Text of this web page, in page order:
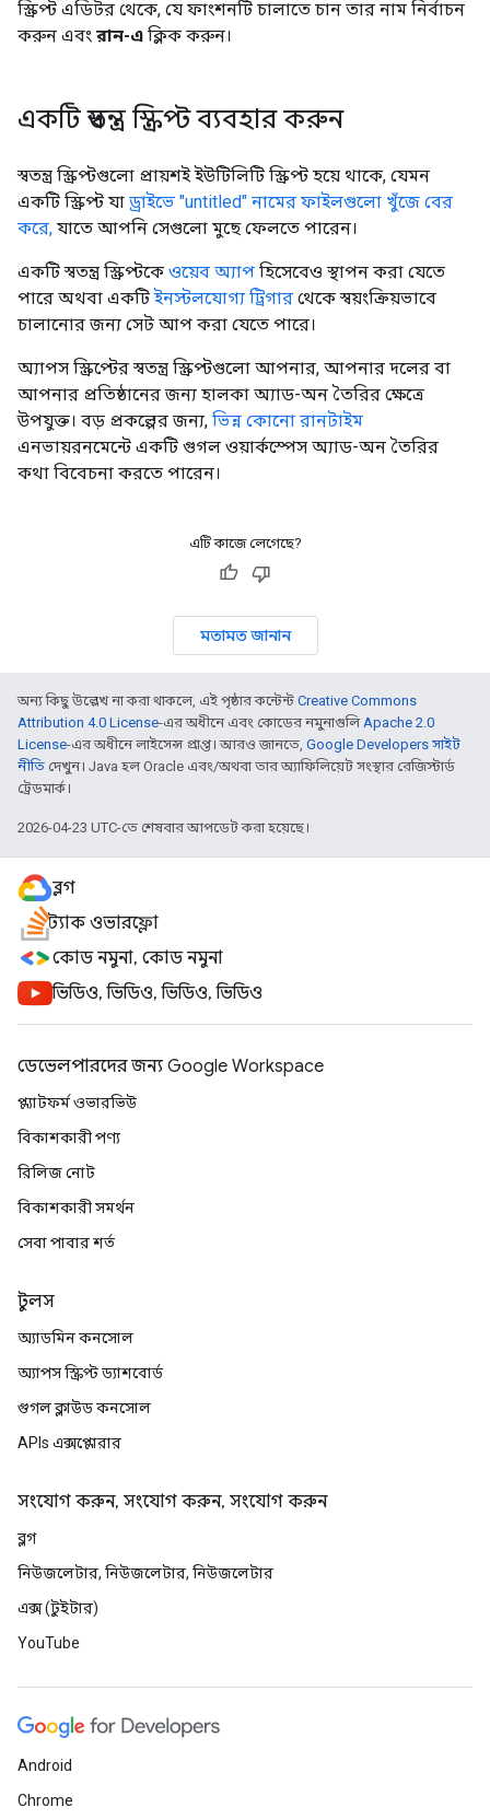
স্ক্রিপ্ট এডিটর থেকে, যে ফাংশনটি চালাতে চান তার নাম নির্বাচন
করুন এবং রান-এ ক্লিক করুন।
একটি স্বতন্ত্র স্ক্রিপ্ট ব্যবহার করুন
স্বতন্ত্র স্ক্রিপ্টগুলো প্রায়শই ইউটিলিটি স্ক্রিপ্ট হয়ে থাকে, যেমন
একটি স্ক্রিপ্ট যা ড্রাইভে "untitled" নামের ফাইলগুলো খুঁজে বের
করে, যাতে আপনি সেগুলো মুছে ফেলতে পারেন।
একটি স্বতন্ত্র স্ক্রিপ্টকে ওয়েব অ্যাপ হিসেবেও স্থাপন করা যেতে
পারে অথবা একটিইনস্টলযোগ্য ট্রিগার থেকে স্বয়ংক্রিয়ভাবে
চালানোর জন্য সেট আপ করা যেতে পারে।
অ্যাপস স্ক্রিপ্টের স্বতন্ত্র স্ক্রিপ্টগুলো আপনার, আপনার দলের বা
আপনার প্রতিষ্ঠানের জন্য হালকা অ্যাড-অন তৈরির ক্ষেত্রে
উপযুক্ত। বড় প্রকল্পের জন্য, ভিন্ন কোনো রানটাইম
এনভায়রনমেন্টে একটি গুগল ওয়ার্কস্পেস অ্যাড-অন তৈরির
কথা বিবেচনা করতে পারেন।
এটি কাজে লেগেছে?
মতামত জানান
অন্য কিছু উল্লেখ না করা থাকলে, এই পৃষ্ঠার কন্টেন্ট Creative Commons
Attribution 4.0 License-এর অধীনে এবং কোডের নমুনাগুলিApache 2.0
License-এর অধীনে লাইসেন্স প্রাপ্ত। আরও জানতে, Google Developers সাইট
নীতি দেখুন। Java হল Oracle এবং/অথবা তার অ্যাফিলিয়েট সংস্থার রেজিস্টার্ড
ট্রেডমার্ক।
2026-04-23 UTC-তে শেষবার আপডেট করা হয়েছে।
ব্লগ
স্ট্যাক ওভারফ্লো
কোড নমুনা, কোড নমুনা
ভিডিও, ভিডিও, ভিডিও, ভিডিও
ডেভেলপারদের জন্য Google Workspace
প্ল্যাটফর্ম ওভারভিউ
বিকাশকারী পণ্য
রিলিজ নোট
বিকাশকারী সমর্থন
সেবা পাবার শর্ত
টুলস
অ্যাডমিন কনসোল
অ্যাপস স্ক্রিপ্ট ড্যাশবোর্ড
গুগল ক্লাউড কনসোল
APIs এক্সপ্লোরার
সংযোগ করুন, সংযোগ করুন, সংযোগ করুন
ব্লগ
নিউজলেটার, নিউজলেটার, নিউজলেটার
এক্স (টুইটার)
YouTube
Android
Chrome